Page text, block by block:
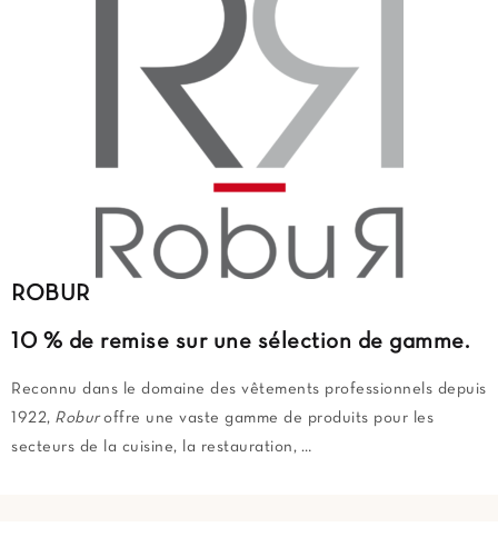
ROBUR
10 % de remise sur une sélection de gamme.
Reconnu dans le domaine des vêtements professionnels depuis
1922, Roburoffre une vaste gamme de produits pour les
secteurs de la cuisine, la restauration, …